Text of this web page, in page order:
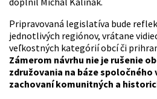
Pripravovaná legislatíva bude
jednotlivých regiónov, vrátane
veľkostných kategórií obcí či
Zámerom návrhu nie je rušenie
združovania na báze spoločného
zachovaní komunitných a